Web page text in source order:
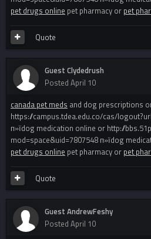
pet drugs online pet pharmacy or pet
Quote
Guest Clydedrush
Posted April 10
canada pet meds and dog prescriptions
https://campus.tdea.edu.co/cas/
п»їdog medication online or http://
mod=space&uid=7807548 п»їdog
pet drugs online pet pharmacy or pet
Quote
Guest AndrewFeshy
Posted April 10